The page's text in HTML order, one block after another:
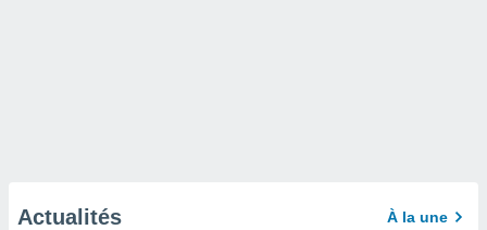
Actualités À la une